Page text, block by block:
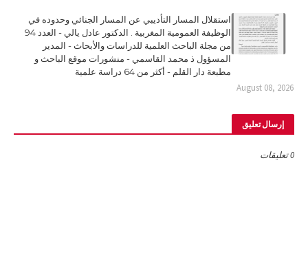
استقلال المسار التأديبي عن المسار الجنائي وحدوده في
الوظيفة العمومية المغربية . الدكتور عادل يالي - العدد 94
من مجلة الباحث العلمية للدراسات والأبحاث - المدير
المسؤول ذ محمد القاسمي - منشورات موقع الباحث و
مطبعة دار القلم - أكثر من 64 دراسة علمية
August 08, 2026
إرسال تعليق
0 تعليقات